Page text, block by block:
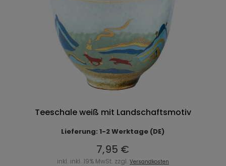
Teeschale weiß mit Landschaftsmotiv
Lieferung: 1-2 Werktage (DE)
7,95 €
inkl. inkl. 19% MwSt. zzgl. Versandkosten